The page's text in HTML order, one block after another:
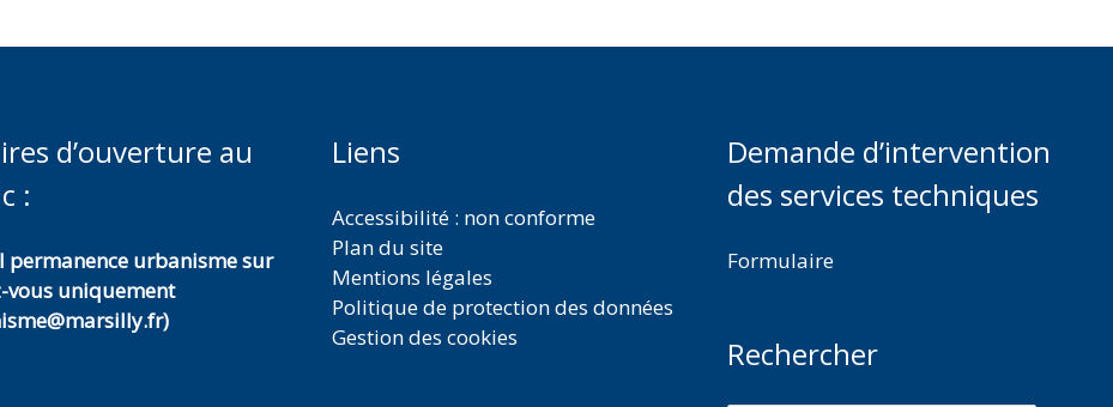
d’ouverture au
:
permanence urbanisme sur
vous uniquement
Liens
Accessibilité : non conforme
Plan du site
Mentions légales
Politique de protection des données
Gestion des cookies
Demande d’intervention
des services techniques
Formulaire
Rechercher